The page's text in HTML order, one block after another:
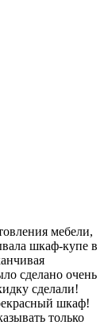
мебели,
шкаф-купе в
сделано очень
сделали!
шкаф!
только